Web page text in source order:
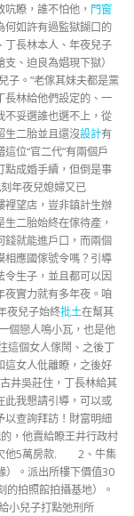
瞭，誰不怕他， 門窗
如許有過監獄餬口的
丁長林本人、年夜兒子
、迫良為娼現下獄）
子。”老傢其妹夫都是黨
長林給他們設定的、一
不妥選誰也選不上，從
生二胎並且還沒設計有
位“官二代”有兩個戶
點成婚手續，但倒是事
年夜兒媳婦又已
望店，豈非鎮計生辦
二胎始終在傢待產，
錢就能進戶口，而兩個
相應國傢號令嗎？引導
生子，並且都可以因
夜實力就有多年夜。咱
夜兒子始終批土在幫其
戀人鳴小瓦，也是他
這個女人傢鬧、之後丁
這女人仳離瞭，之後好
井吳莊住，丁長林給其
我懇請引導，可以或
以查詢拜訪！財富明細
，他賣給瞭王井行政村
他5萬房款. 2、牛集
）。派出所樓下價值30
拍照館拍攝基地）。
兒子打點弛刑所